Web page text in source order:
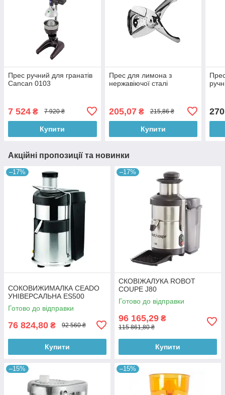
Прес ручний для гранатів
Cancan 0103
7 524 ₴ 7 920 ₴
Купити
Прес для лимона з
нержавіючої сталі
205,07₴ 215,86 ₴
Купити
Акційні пропозиції та новинки
–17%
СОКОВИЖИМАЛКА CEADO
УНІВЕРСАЛЬНА ES500
Готово до відправки
76 824,80 ₴ 92 560 ₴
Купити
–17%
СКОВІЖАЛУКА ROBOT
COUPE J80
Готово до відправки
96 165,29 ₴
115 861,80 ₴
Купити
–15% –15%